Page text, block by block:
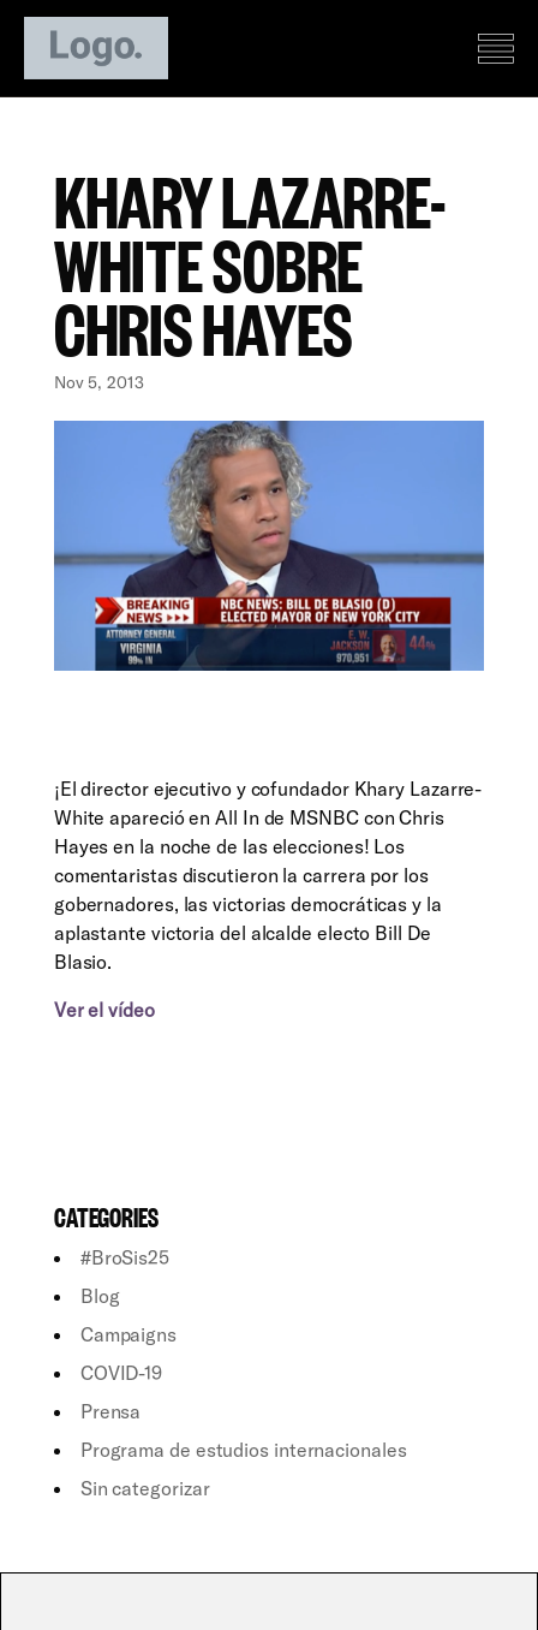
KHARY LAZARRE-
WHITE SOBRE
CHRIS HAYES
Nov 5, 2013
¡El director ejecutivo y cofundador Khary Lazarre-
White apareció en All In de MSNBC con Chris
Hayes en la noche de las elecciones! Los
comentaristas discutieron la carrera por los
gobernadores, las victorias democráticas y la
aplastante victoria del alcalde electo Bill De
Blasio.
Ver el vídeo
CATEGORIES
#BroSis25
Blog
Campaigns
COVID-19
Prensa
Programa de estudios internacionales
Sin categorizar